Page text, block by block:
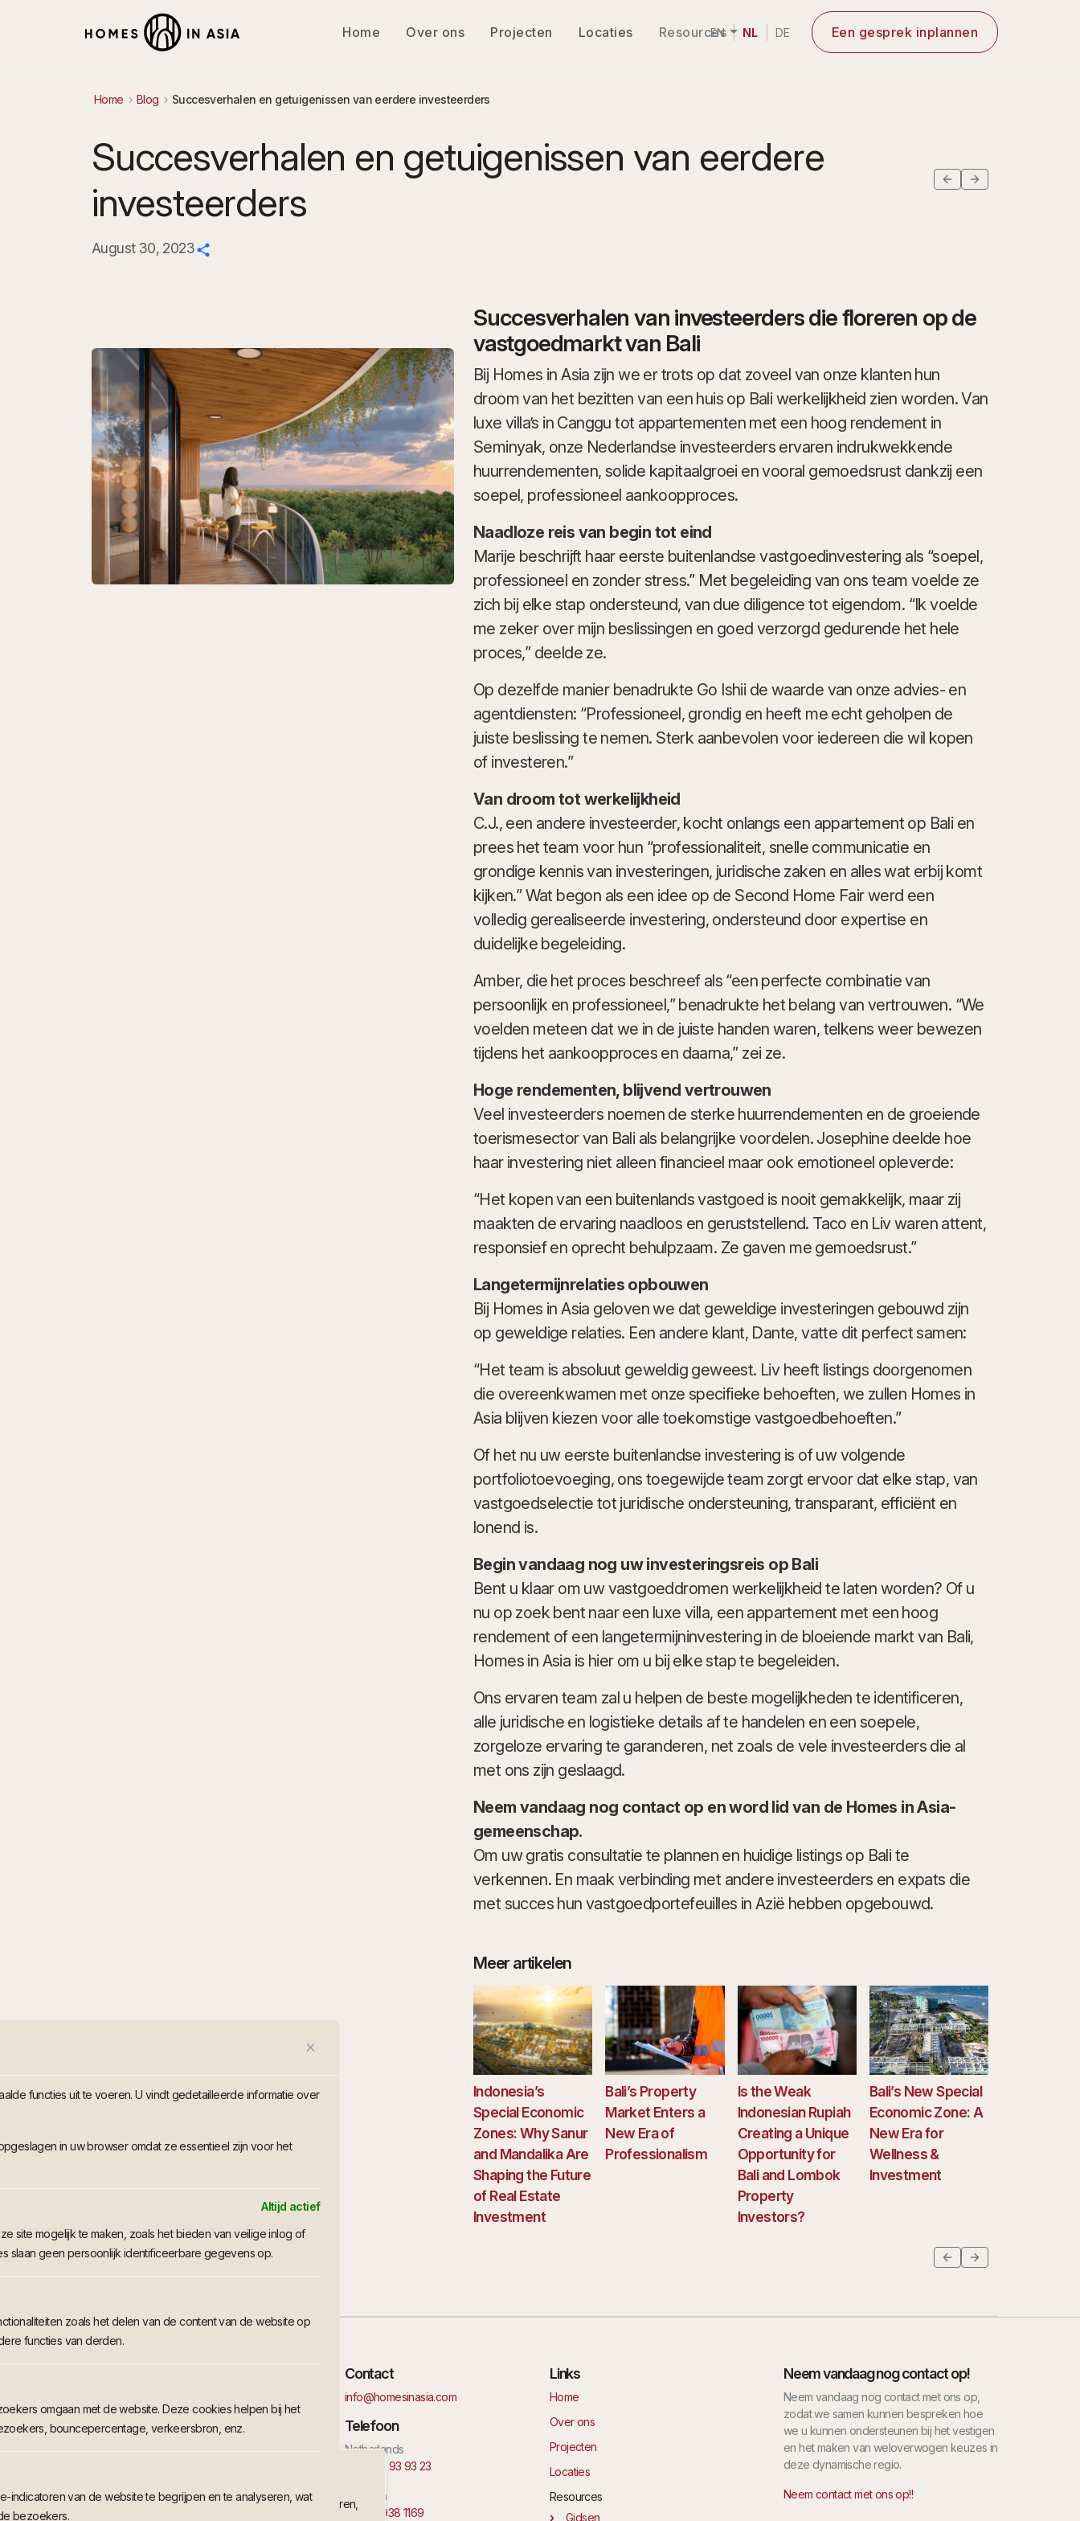
We gebruiken cookies om uw browse-ervaring te verbeteren,
functies uit te voeren. U vindt gedetailleerde informatie over
in uw browser omdat ze essentieel zijn voor het
Altijd actief
site mogelijk te maken, zoals het bieden van veilige inlog of
slaan geen persoonlijk identificeerbare gegevens op.
zoals het delen van de content van de website op
functies van derden.
omgaan met de website. Deze cookies helpen bij het
bouncepercentage, verkeersbron, enz.
indicatoren van de website te begrijpen en te analyseren, wat
bezoekers.
Home Over ons Projecten Locaties Resources
EN NL DE Een gesprek inplannen
Home Blog Succesverhalen en getuigenissen van eerdere investeerders
Succesverhalen en getuigenissen van eerdere
investeerders
August 30, 2023
Succesverhalen van investeerders die floreren op de
vastgoedmarkt van Bali
Bij Homes in Asia zijn we er trots op dat zoveel van onze klanten hun
droom van het bezitten van een huis op Bali werkelijkheid zien worden. Van
luxe villa’s in Canggu tot appartementen met een hoog rendement in
Seminyak, onze Nederlandse investeerders ervaren indrukwekkende
huurrendementen, solide kapitaalgroei en vooral gemoedsrust dankzij een
soepel, professioneel aankoopproces.
Naadloze reis van begin tot eind
Marije beschrijft haar eerste buitenlandse vastgoedinvestering als “soepel,
professioneel en zonder stress.” Met begeleiding van ons team voelde ze
zich bij elke stap ondersteund, van due diligence tot eigendom. “Ik voelde
me zeker over mijn beslissingen en goed verzorgd gedurende het hele
proces,” deelde ze.
Op dezelfde manier benadrukte Go Ishii de waarde van onze advies- en
agentdiensten: “Professioneel, grondig en heeft me echt geholpen de
juiste beslissing te nemen. Sterk aanbevolen voor iedereen die wil kopen
of investeren.”
Van droom tot werkelijkheid
C.J., een andere investeerder, kocht onlangs een appartement op Bali en
prees het team voor hun “professionaliteit, snelle communicatie en
grondige kennis van investeringen, juridische zaken en alles wat erbij komt
kijken.” Wat begon als een idee op de Second Home Fair werd een
volledig gerealiseerde investering, ondersteund door expertise en
duidelijke begeleiding.
Amber, die het proces beschreef als “een perfecte combinatie van
persoonlijk en professioneel,” benadrukte het belang van vertrouwen. “We
voelden meteen dat we in de juiste handen waren, telkens weer bewezen
tijdens het aankoopproces en daarna,” zei ze.
Hoge rendementen, blijvend vertrouwen
Veel investeerders noemen de sterke huurrendementen en de groeiende
toerismesector van Bali als belangrijke voordelen. Josephine deelde hoe
haar investering niet alleen financieel maar ook emotioneel opleverde:
“Het kopen van een buitenlands vastgoed is nooit gemakkelijk, maar zij
maakten de ervaring naadloos en geruststellend. Taco en Liv waren attent,
responsief en oprecht behulpzaam. Ze gaven me gemoedsrust.”
Langetermijnrelaties opbouwen
Bij Homes in Asia geloven we dat geweldige investeringen gebouwd zijn
op geweldige relaties. Een andere klant, Dante, vatte dit perfect samen:
“Het team is absoluut geweldig geweest. Liv heeft listings doorgenomen
die overeenkwamen met onze specifieke behoeften, we zullen Homes in
Asia blijven kiezen voor alle toekomstige vastgoedbehoeften.”
Of het nu uw eerste buitenlandse investering is of uw volgende
portfoliotoevoeging, ons toegewijde team zorgt ervoor dat elke stap, van
vastgoedselectie tot juridische ondersteuning, transparant, efficiënt en
lonend is.
Begin vandaag nog uw investeringsreis op Bali
Bent u klaar om uw vastgoeddromen werkelijkheid te laten worden? Of u
nu op zoek bent naar een luxe villa, een appartement met een hoog
rendement of een langetermijninvestering in de bloeiende markt van Bali,
Homes in Asia is hier om u bij elke stap te begeleiden.
Ons ervaren team zal u helpen de beste mogelijkheden te identificeren,
alle juridische en logistieke details af te handelen en een soepele,
zorgeloze ervaring te garanderen, net zoals de vele investeerders die al
met ons zijn geslaagd.
Neem vandaag nog contact op en word lid van de Homes in Asia-
gemeenschap.
Om uw gratis consultatie te plannen en huidige listings op Bali te
verkennen. En maak verbinding met andere investeerders en expats die
met succes hun vastgoedportefeuilles in Azië hebben opgebouwd.
Meer artikelen
Indonesia’s
Special Economic
Zones: Why Sanur
and Mandalika Are
Shaping the Future
of Real Estate
Investment
Bali’s Property
Market Enters a
New Era of
Professionalism
Is the Weak
Indonesian Rupiah
Creating a Unique
Opportunity for
Bali and Lombok
Property
Investors?
Bali’s New Special
Economic Zone: A
New Era for
Wellness &
Investment
Klang Lama, 58000 Wilayah Persekutuan
Kuala Lumpur
Contact
info@homesinasia.com
Telefoon
Netherlands
+31 6 42 93 93 23
Malaysia
+60 11 1938 1169
Links
Home
Over ons
Projecten
Locaties
Resources
Gidsen
Neem vandaag nog contact op!
Neem vandaag nog contact met ons op,
zodat we samen kunnen bespreken hoe
we u kunnen ondersteunen bij het vestigen
en het maken van weloverwogen keuzes in
deze dynamische regio.
Neem contact met ons op!!